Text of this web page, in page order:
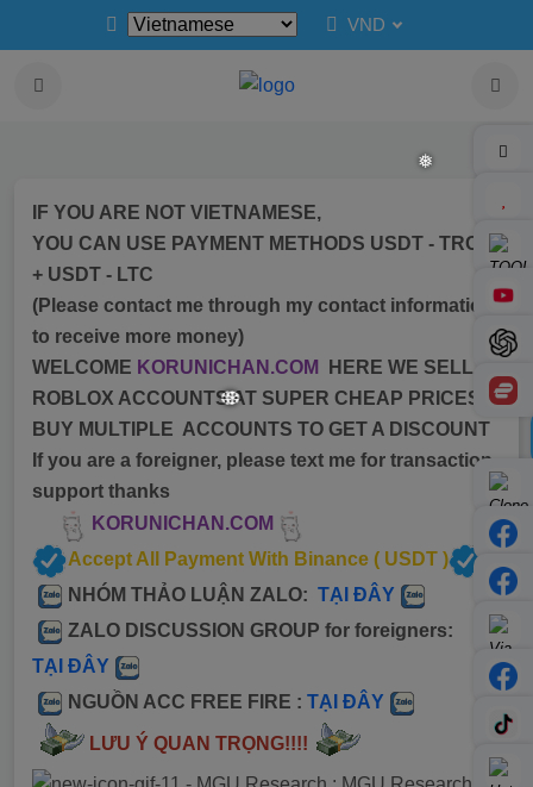
VND
IF YOU ARE NOT VIETNAMESE,
YOU CAN USE PAYMENT METHODS USDT - TRC20
+ USDT - LTC
(Please contact me through my contact information
to receive more money)
WELCOME KORUNICHAN.COM
HERE WE SELL
ROBLOX ACCOUNTS AT SUPER CHEAP PRICES.
BUY MULTIPLE ACCOUNTS TO GET A DISCOUNT
If you are a foreigner, please text me for transaction
support thanks
KORUNICHAN.COM
Accept All Payment With Binance ( USDT )
NHÓM THẢO LUẬN ZALO: TẠI ĐÂY
ZALO DISCUSSION GROUP for foreigners:
TẠI ĐÂY
NGUỒN ACC FREE FIRE : TẠI ĐÂY
LƯU Ý QUAN TRỌNG!!!!
❆
❅
❆